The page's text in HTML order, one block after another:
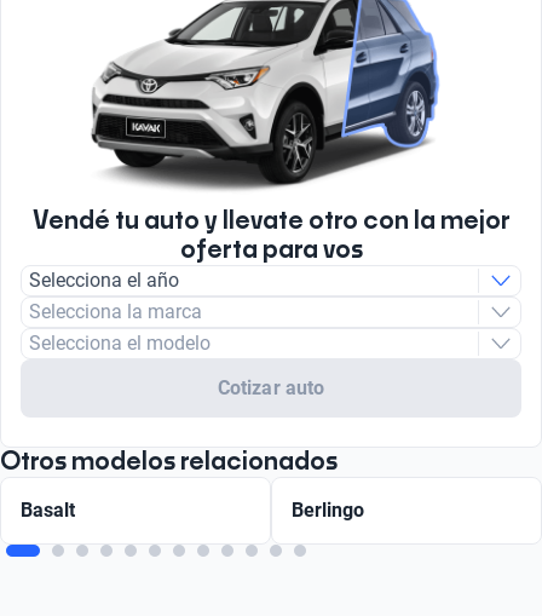
Vendé tu auto y llevate otro con la mejor
oferta para vos
Selecciona el año
Selecciona la marca
Selecciona el modelo
Cotizar auto
Otros modelos relacionados
Basalt Berlingo